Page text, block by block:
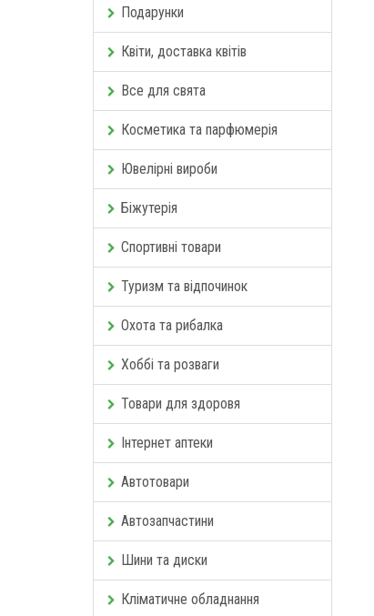
Подарунки
Квіти, доставка квітів
Все для свята
Косметика та парфюмерія
Ювелірні вироби
Біжутерія
Спортивні товари
Туризм та відпочинок
Охота та рибалка
Хоббі та розваги
Товари для здоровя
Інтернет аптеки
Автотовари
Автозапчастини
Шини та диски
Кліматичне обладнання